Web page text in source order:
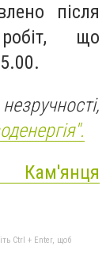
після
що
Кам'янця
Ctrl + Enter, щоб